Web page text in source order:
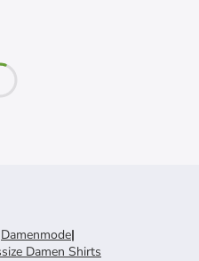
Damenmode|
Damen Shirts